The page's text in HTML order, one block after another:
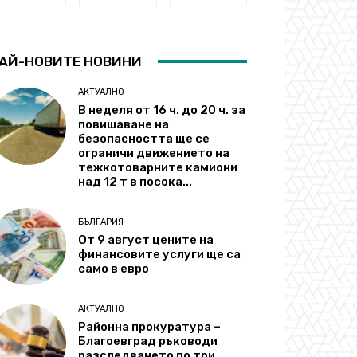
НОВИТЕ НОВИНИ
АКТУАЛНО
В неделя от 16 ч. до 20 ч. за
повишаване на
безопасността ще се
ограничи движението на
тежкотоварните камиони
над 12 т в посока...
БЪЛГАРИЯ
От 9 август цените на
финансовите услуги ще са
само в евро
АКТУАЛНО
Районна прокуратура –
Благоевград ръководи